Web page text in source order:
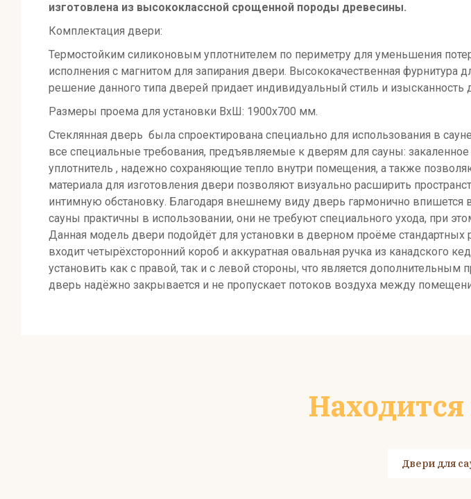
изготовлена из высококлассной срощенной породы древесины.
Комплектация двери:
Термостойким силиконовым уплотнителем по периметру для уменьшения
исполнения с магнитом для запирания двери. Высококачественная фурнитура
решение данного типа дверей придает индивидуальный стиль и изысканность
Размеры проема для установки ВхШ: 1900х700 мм.
Стеклянная дверь была спроектирована специально для использования в
все специальные требования, предъявляемые к дверям для сауны:
уплотнитель , надежно сохраняющие тепло внутри помещения, а также
материала для изготовления двери позволяют визуально расширить
интимную обстановку. Благодаря внешнему виду дверь гармонично
сауны практичны в использовании, они не требуют специального ухода, при
Данная модель двери подойдёт для установки в дверном проёме
входит четырёхсторонний короб и аккуратная овальная ручка из канадского
установить как с правой, так и с левой стороны, что является
дверь надёжно закрывается и не пропускает потоков воздуха между
Находится
Двери для